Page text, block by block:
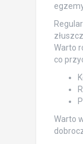
Warto
co
Warto